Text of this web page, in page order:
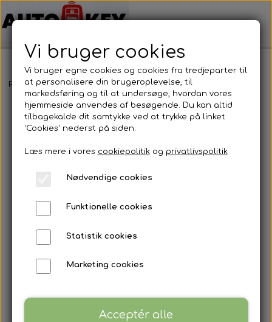
Forside Bilnøgler Jeep Fjernbetjening Jeep -
Vi bruger cookies
Vi bruger egne cookies og cookies fra tredjeparter til
at personalisere din brugeroplevelse, til
markedsføring og til at undersøge, hvordan vores
hjemmeside anvendes af besøgende. Du kan altid
tilbagekalde dit samtykke ved at trykke på linket
'Cookies' nederst på siden.
Læs mere i vores cookiepolitikog privatlivspolitik
Nødvendige cookies
Funktionelle cookies
Statistik cookies
Marketing cookies
Acceptér alle